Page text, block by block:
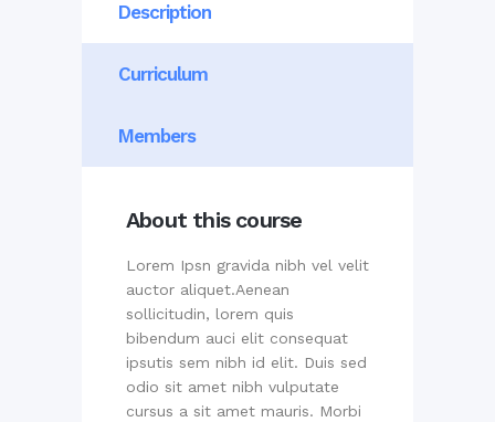
Description
Curriculum
Members
About this course
Lorem Ipsn gravida nibh vel velit
auctor aliquet.Aenean
sollicitudin, lorem quis
bibendum auci elit consequat
ipsutis sem nibh id elit. Duis sed
odio sit amet nibh vulputate
cursus a sit amet mauris. Morbi